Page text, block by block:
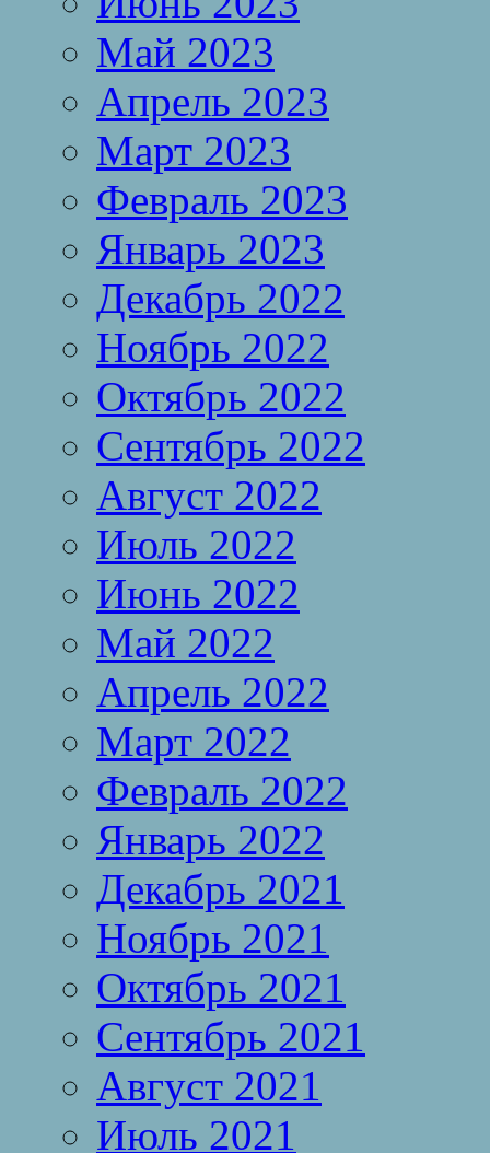
Май 2023
Апрель 2023
Март 2023
Февраль 2023
Январь 2023
Декабрь 2022
Ноябрь 2022
Октябрь 2022
Сентябрь 2022
Август 2022
Июль 2022
Июнь 2022
Май 2022
Апрель 2022
Март 2022
Февраль 2022
Январь 2022
Декабрь 2021
Ноябрь 2021
Октябрь 2021
Сентябрь 2021
Август 2021
Июль 2021